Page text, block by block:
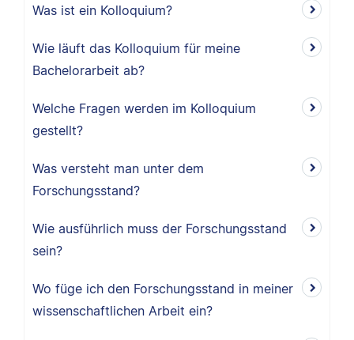
Was ist ein Kolloquium?
Wie läuft das Kolloquium für meine
Bachelorarbeit ab?
Welche Fragen werden im Kolloquium
gestellt?
Was versteht man unter dem
Forschungsstand?
Wie ausführlich muss der Forschungsstand
sein?
Wo füge ich den Forschungsstand in meiner
wissenschaftlichen Arbeit ein?